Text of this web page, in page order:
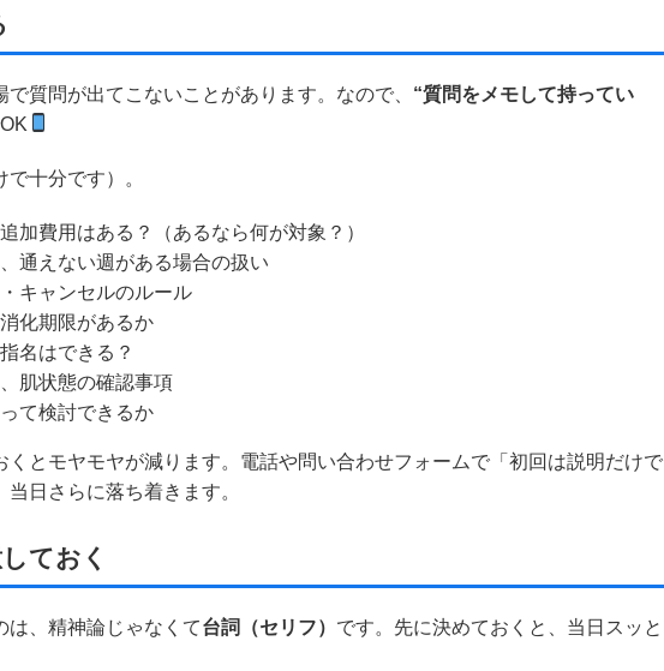
質問が出てこないことがあります。なので、 “質問をメモして持ってい
十分です）。
加費用はある？（あるなら何が対象？）
通えない週がある場合の扱い
キャンセルのルール
化期限があるか
名はできる？
肌状態の確認事項
って検討できるか
とモヤモヤが減ります。電話や問い合わせフォームで「初回は説明だけで
日さらに落ち着きます。
ておく
は、精神論じゃなくて台詞（セリフ） です。先に決めておくと、当日スッと